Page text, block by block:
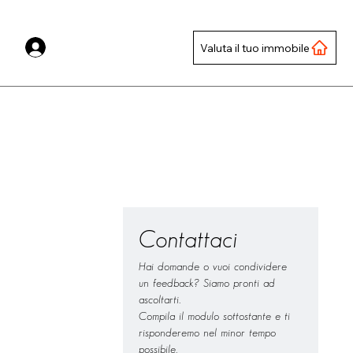
Valuta il tuo immobile
Contattaci
Hai domande o vuoi condividere
un feedback? Siamo pronti ad
ascoltarti.
Compila il modulo sottostante e ti
risponderemo nel minor tempo
possibile.